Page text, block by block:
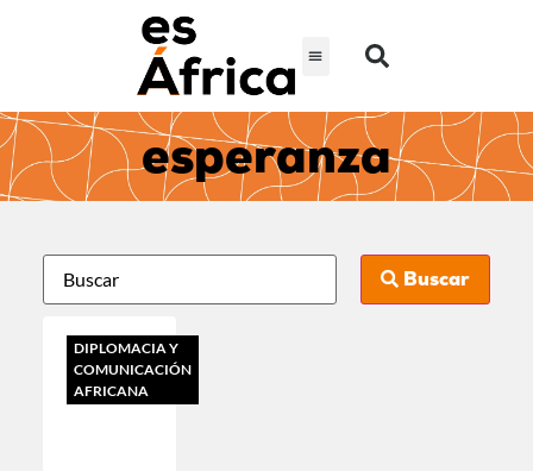
esperanza
Buscar
DIPLOMACIA Y
COMUNICACIÓN
AFRICANA